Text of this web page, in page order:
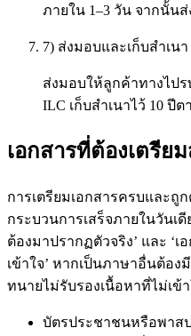
ภายใน 1–3 วัน จากนั้น
7) ส่งมอบและเก็บสำเนา
ส่งมอบให้ลูกค้าทางไป
ILC เก็บสำเนาไว้ 10 ปีต
เอกสารที่ต้องเตรีย
การเตรียมเอกสารครบและถู
กระบวนการเสร็จภายในวันเ
ต้องมาปรากฏตัวจริง’ และ ‘
เข้าใจ’ หากเป็นภาษาอื่นต้อ
ทนายไม่รับรองเนื้อหาที่ไม่เข้า
บัตรประชาชนหรือพาส